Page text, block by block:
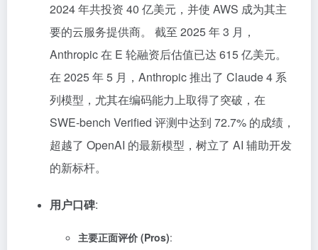
2024 年共投资 40 亿美元，并使 AWS 成为其主
要的云服务提供商。 截至 2025 年 3 月，
Anthropic 在 E 轮融资后估值已达 615 亿美元。
在 2025 年 5 月，Anthropic 推出了 Claude 4 系
列模型，尤其在编码能力上取得了突破，在
SWE-bench Verified 评测中达到 72.7% 的成绩，
超越了 OpenAI 的最新模型，树立了 AI 辅助开发
的新标杆。
用户口碑:
主要正面评价 (Pros):